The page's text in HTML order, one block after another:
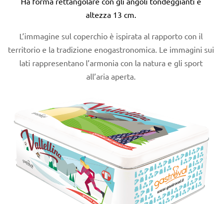
altezza 13 cm.
L’immagine sul coperchio è ispirata al rapporto con il
territorio e la tradizione enogastronomica. Le immagini sui
lati rappresentano l’armonia con la natura e gli sport
all’aria aperta.